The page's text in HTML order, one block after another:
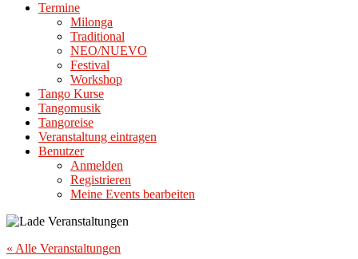
Termine
Milonga
Traditional
NEO/NUEVO
Festival
Workshop
Tango Kurse
Tangomusik
Tangoreise
Veranstaltung eintragen
Benutzer
Anmelden
Registrieren
Meine Events bearbeiten
« Alle Veranstaltungen